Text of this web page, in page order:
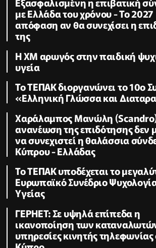
με Ελλάδα του χρόνου - Το 2027
απόφαση αν θα συνεχίσει η
της
Η XM αρωγός στην παιδική
υγεία
Το ΤΕΠΑΚ διοργανώνει το 10ο
«Ελληνική Γλώσσα και
Χαράλαμπος Μανώλη
ανανέωση της επιδότησης δεν
να συνεχιστεί η θαλάσσια
Κύπρου - Ελλάδας
Το ΤΕΠΑΚ υποδέχεται το
Ευρωπαϊκό Συνέδριο
Υγείας
ΓΕΡΗΕΤ: Σε υψηλά επίπεδα η
ικανοποίηση των καταναλωτών
υπηρεσίες κινητής